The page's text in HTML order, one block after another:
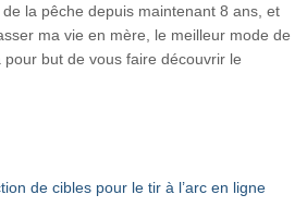
la pêche depuis maintenant 8 ans, et
ma vie en mère, le meilleur mode de
but de vous faire découvrir le
de cibles pour le tir à l’arc en ligne